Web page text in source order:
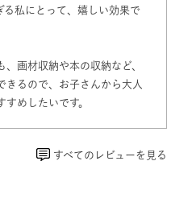
る私にとって、嬉しい効果で
画材収納や本の収納など、
きるので、お子さんから大人
めしたいです。
すべてのレビューを見る